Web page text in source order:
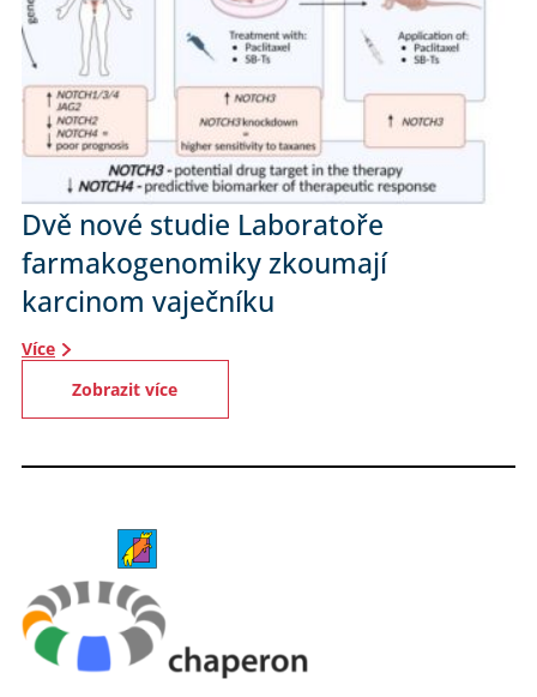
Dvě nové studie Laboratoře
farmakogenomiky zkoumají
karcinom vaječníku
Více
Zobrazit více